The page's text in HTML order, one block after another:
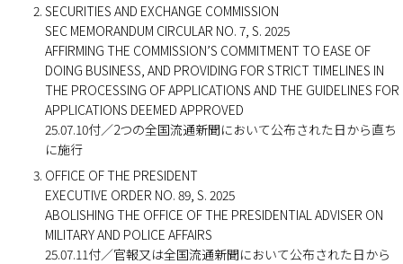
SECURITIES AND EXCHANGE COMMISSION
SEC MEMORANDUM CIRCULAR NO. 7, S. 2025
AFFIRMING THE COMMISSION’S COMMITMENT TO EASE OF
DOING BUSINESS, AND PROVIDING FOR STRICT TIMELINES IN
THE PROCESSING OF APPLICATIONS AND THE GUIDELINES FOR
APPLICATIONS DEEMED APPROVED
25.07.10付／2つの全国流通新聞において公布された日から直ち
に施行
OFFICE OF THE PRESIDENT
EXECUTIVE ORDER NO. 89, S. 2025
ABOLISHING THE OFFICE OF THE PRESIDENTIAL ADVISER ON
MILITARY AND POLICE AFFAIRS
25.07.11付／官報又は全国流通新聞において公布された日から